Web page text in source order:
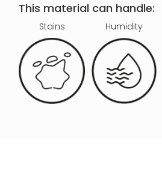
This material can handle:
Stains Humidity